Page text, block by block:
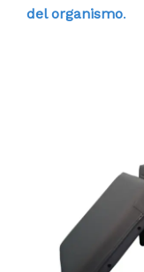
del organismo.